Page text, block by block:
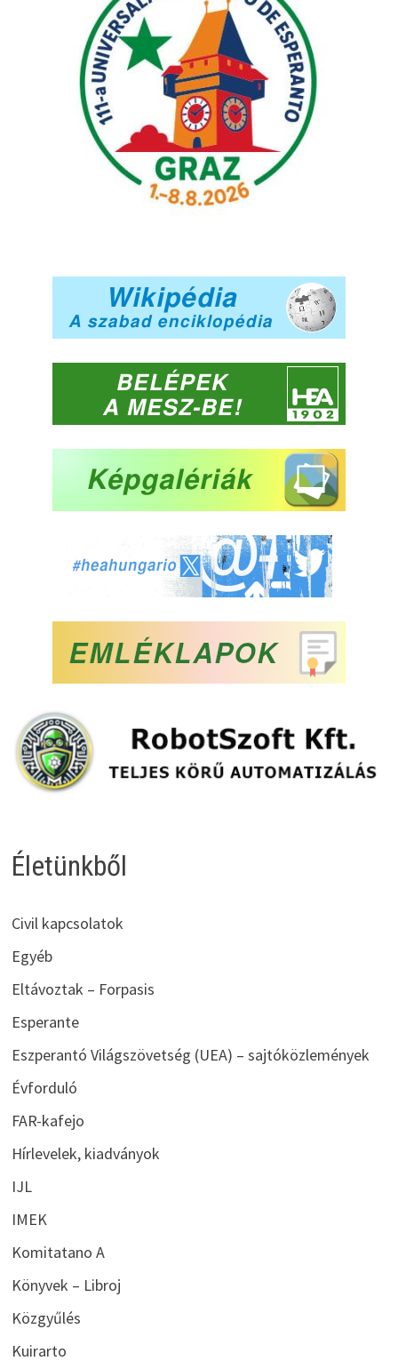
Életünkből
Civil kapcsolatok
Egyéb
Eltávoztak – Forpasis
Esperante
Eszperantó Világszövetség (UEA) – sajtóközlemények
Évforduló
FAR-kafejo
Hírlevelek, kiadványok
IJL
IMEK
Komitatano A
Könyvek – Libroj
Közgyűlés
Kuirarto